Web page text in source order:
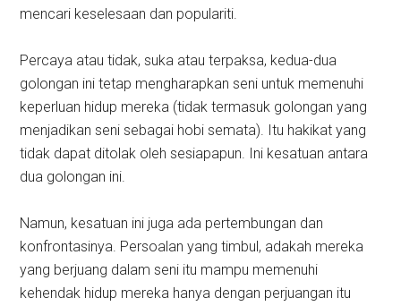
mencari keselesaan dan populariti.
Percaya atau tidak, suka atau terpaksa, kedua-dua
golongan ini tetap mengharapkan seni untuk memenuhi
keperluan hidup mereka (tidak termasuk golongan yang
menjadikan seni sebagai hobi semata). Itu hakikat yang
tidak dapat ditolak oleh sesiapapun. Ini kesatuan antara
dua golongan ini.
Namun, kesatuan ini juga ada pertembungan dan
konfrontasinya. Persoalan yang timbul, adakah mereka
yang berjuang dalam seni itu mampu memenuhi
kehendak hidup mereka hanya dengan perjuangan itu